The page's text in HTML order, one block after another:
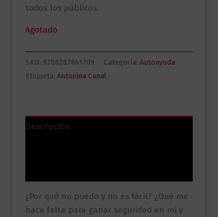
todos los públicos.
Agotado
SKU: 9786287641709 Categoría: Autoayuda
Etiqueta: Antonina Canal
Descripción
¿Por qué no puedo y no es fácil? ¿Qué me
hace falta para ganar seguridad en mí y